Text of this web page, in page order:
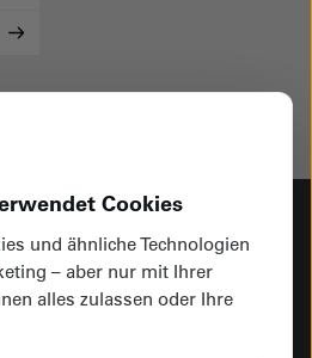
Melden Sie sich bei uns
Cookies
und ähnliche Technologien
– aber nur mit Ihrer
alles zulassen oder Ihre